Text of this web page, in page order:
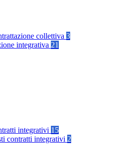
collettiva 3
integrativa 21
integrativi 15
contratti integrativi 2